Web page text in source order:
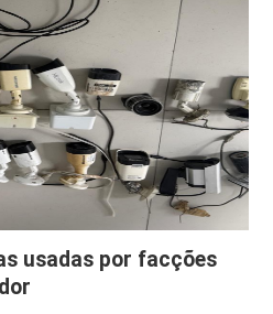
usadas por facções